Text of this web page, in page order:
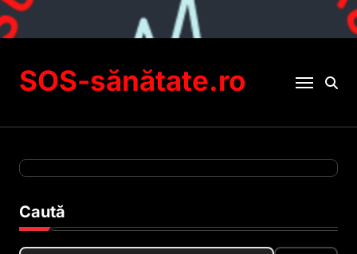
SOS-sănătate.ro
Caută